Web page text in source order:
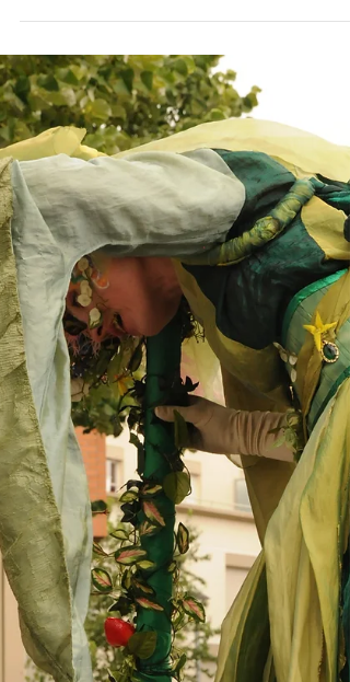
accueille une de nos
soirées Tim Burton
C'est avec un très grand plaisir qu'Acta Fabula
investira de nouveau le musée des Arts Forain,
décor parfait pour notre soirée Tim...